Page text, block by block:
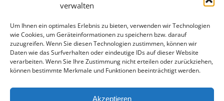
verwalten
Um Ihnen ein optimales Erlebnis zu bieten, verwenden wir Technologien
wie Cookies, um Geräteinformationen zu speichern bzw. darauf
zuzugreifen. Wenn Sie diesen Technologien zustimmen, können wir
Daten wie das Surfverhalten oder eindeutige IDs auf dieser Website
verarbeiten. Wenn Sie Ihre Zustimmung nicht erteilen oder zurückziehen,
können bestimmte Merkmale und Funktionen beeinträchtigt werden.
Akzeptieren
IN DEN WARENKORB
Artikelnummer:PK-10070123
Kategorie: Vögel